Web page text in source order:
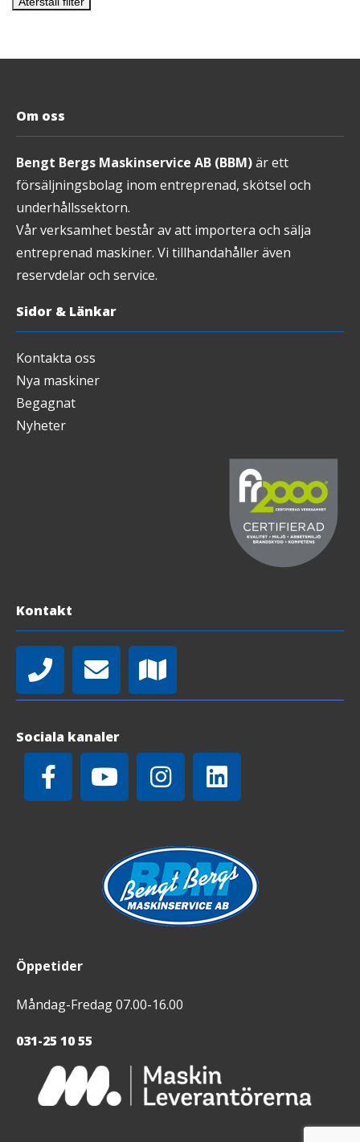
Om oss
Bengt Bergs Maskinservice AB (BBM)är ett
försäljningsbolag inom entreprenad, skötsel och
underhållssektorn.
Vår verksamhet består av att importera och sälja
entreprenad maskiner. Vi tillhandahåller även
reservdelar och service.
Sidor & Länkar
Kontakta oss
Nya maskiner
Begagnat
Nyheter
Kontakt
Sociala kanaler
Öppetider
Måndag-Fredag 07.00-16.00
031-25 10 55